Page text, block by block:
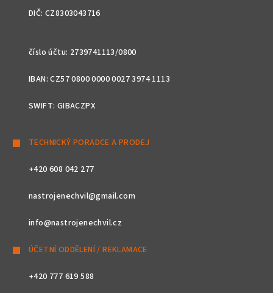
DIČ: CZ8303043716
číslo účtu: 2739741113/0800
IBAN: CZ57 0800 0000 0027 3974 1113
SWIFT: GIBACZPX
TECHNICKÝ PORADCE A PRODEJ
+420 608 042 277
nastrojenechvil@gmail.com
info@nastrojenechvil.cz
ÚČETNÍ ODDĚLENÍ / REKLAMACE
+420 777 619 588